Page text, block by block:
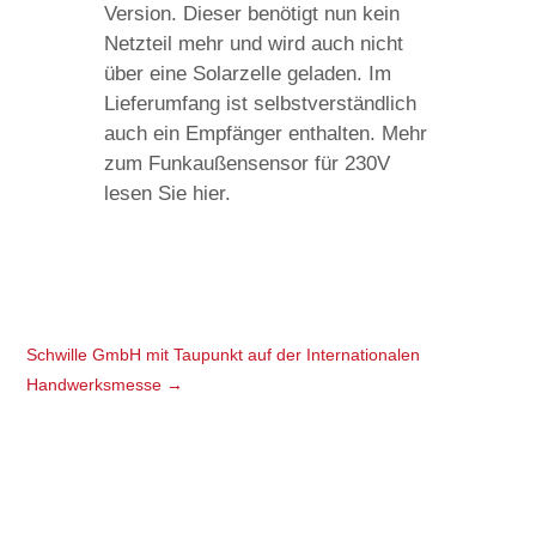
Version. Dieser benötigt nun kein
Netzteil mehr und wird auch nicht
über eine Solarzelle geladen. Im
Lieferumfang ist selbstverständlich
auch ein Empfänger enthalten. Mehr
zum Funkaußensensor für 230V
lesen Sie hier.
Schwille GmbH mit Taupunkt auf der Internationalen
Handwerksmesse →